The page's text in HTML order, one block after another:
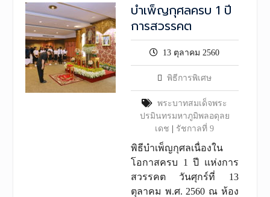
บำเพ็ญกุศลครบ 1 ปี
การสวรรคต
13 ตุลาคม 2560
พิธีการพิเศษ
พระบาทสมเด็จพระ
ปรมินทรมหาภูมิพลอดุลย
เดช
รัชกาลที่ 9
พิธีบำเพ็ญกุศลเนื่องใน
โอกาสครบ 1 ปี แห่งการ
สวรรคต วันศุกร์ที่ 13
ตุลาคม พ.ศ. 2560 ณ ห้อง